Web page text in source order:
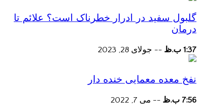
گلبول سفید در ادرار خطرناک است؟ علائم تا
درمان
1:37 ب.ظ -- جولای 28, 2023
نفخ معده معمایی خنده دار
7:56 ب.ظ -- می 7, 2022